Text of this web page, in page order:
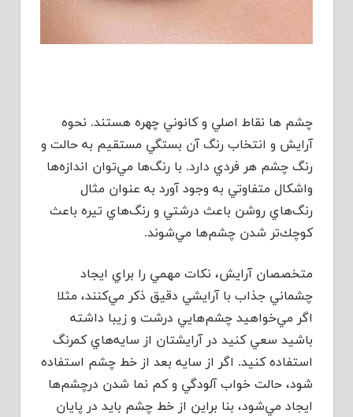
چشم ها نقاط اصلي و كانوني چهره هستند. نحوه
آرايش و انتخاب رنگ آن بستگي مستقيم به حالت و
رنگ چشم هر فردي دارد. با رنگ‌ها مي‌توان اندازه‌ها
واشكال متفاوتي به وجود آورد به عنوان مثال
رنگ‌هاي روشن باعث درشتي و رنگ‌هاي تيره باعث
كوچك‌تر شدن چشم‌ها مي‌شوند.
متخصصان آرايش، نكات مهمي را براي ايجاد
چشماني جذاب با آرايشي دقيق ذكر مي‌كنند، مثلا
اگر مي‌خواهيد چشم‌هايي درشت و زيبا داشته
باشيد سعي كنيد در آرايشتان از سايه‌هاي كمرنگ
استفاده كنيد. اگر از سايه بعد از خط چشم استفاده
شود، حالت خواب آلودگي و كم نما شدن درچشم‌ها
ايجاد مي‌شود، بنا براين از خط چشم بايد در پايان